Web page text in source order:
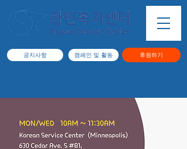
공지사항 캠페인 및 활동 후원하기